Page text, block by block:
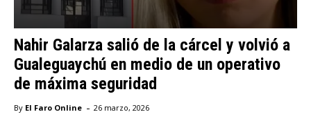
Nahir Galarza salió de la cárcel y volvió a
Gualeguaychú en medio de un operativo
de máxima seguridad
By El Faro Online - 26 marzo, 2026